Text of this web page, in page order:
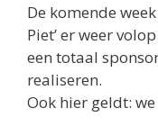
De komende
Piet’ er weer
een totaal
realiseren.
Ook hier geldt: